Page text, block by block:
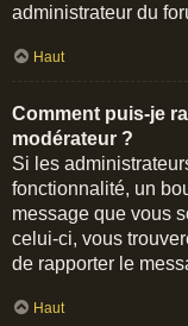
administrateur du
Haut
Comment puis-je
modérateur ?
Si les
fonctionnalité, un
message que vous
celui-ci, vous
de rapporter le
Haut